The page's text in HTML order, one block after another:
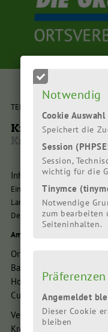
Notwendig
Cookie Auswahl
Speichert die
Session
Session,
wichtig für die
Tinymce
Notwendige
zum bearbeiten
Seiteninhalten.
Präferenzen
Angemeldet
Dieser Cookie
bleiben
TERMIN:
Inhalt:
Eingeladen sind alle
Landkreis Cuxhaven.
Delegiertenwahlen,
Am Montag, 17.11.2025 um 19
Ort:
Bali Kino
Holstenstraße 5
Cuxhaven
Veranstalter:
Kreisverband Cuxhaven